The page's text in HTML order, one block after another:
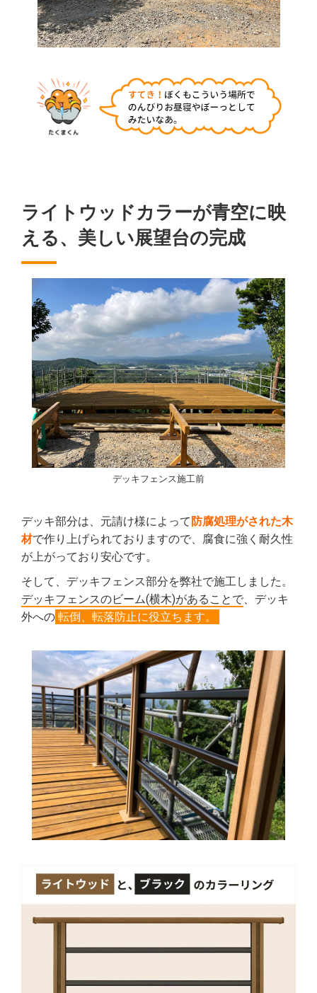
ライトウッドカラーが青空に映
える、美しい展望台の完成
デッキフェンス施工前
デッキ部分は、元請け様によって 防腐処理がされた木
材で作り上げられておりますので、腐食に強く耐久性
が上がっており安心です。
そして、デッキフェンス部分を弊社で施工しました。
デッキフェンスのビーム(横木)があることで 、デッキ
外への 転倒、転落防止に役立ちます。